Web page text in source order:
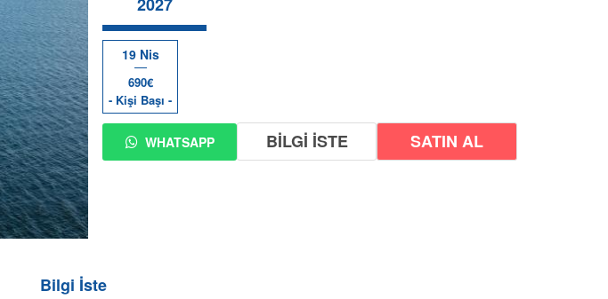
19 Nis
690€
- Kişi Başı -
WHATSAPP BİLGİ İSTE
Bilgi İste